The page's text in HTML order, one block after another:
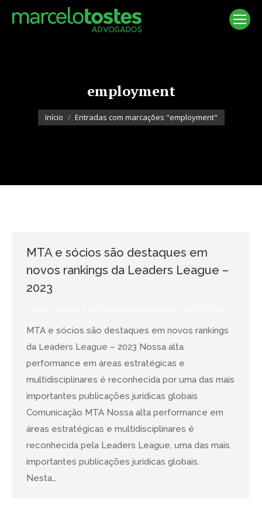
employment
Você está aqui:
Início Entradas com marcações "employment"
MTA e sócios são destaques em
novos rankings da Leaders League –
2023
MTA e sócios são destaques em novos rankings
da Leaders League – 2023 Nossa alta
performance em áreas estratégicas e
multidisciplinares é reconhecida por uma das mais
importantes publicações jurídicas globais
Comunicação MTA Nossa alta performance em
áreas estratégicas e multidisciplinares é
reconhecida pela Leaders League, uma das mais
importantes publicações jurídicas globais.
Nesta…